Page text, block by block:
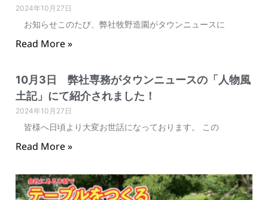
2024年10月27日
お知らせこのたび、弊社牧野造園がタウンニュースに
Read More »
10月3日 弊社専務がタウンニュースの「人物風
土記」にて紹介されました！
2024年10月27日
皆様へ日頃より大変お世話になっております。 この
Read More »